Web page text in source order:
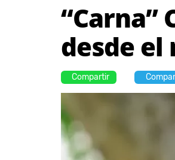
“Carna”
desde el
Compartir